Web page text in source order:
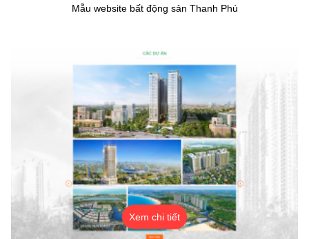
Mẫu website bất động sản Thanh Phú
Xem chi tiết